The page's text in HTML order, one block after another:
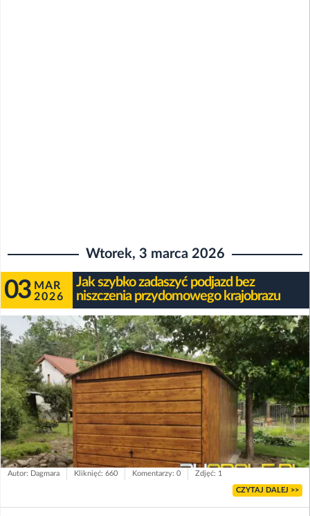
Wtorek, 3 marca 2026
03 MAR
2026
Jak szybko zadaszyć podjazd bez
niszczenia przydomowego krajobrazu
Autor: Dagmara Kliknięć: 660 Komentarzy: 0 Zdjęć: 1
CZYTAJ DALEJ >>